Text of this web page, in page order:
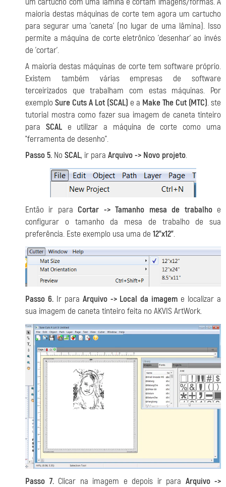
maioria destas máquinas de corte tem agora um cartucho
para segurar uma 'caneta' (no lugar de uma lâmina). Isso
permite a máquina de corte eletrônico 'desenhar' ao invés
de 'cortar'.
A maioria destas máquinas de corte tem software próprio.
Existem também várias empresas de software
terceirizados que trabalham com estas máquinas. Por
exemplo Sure Cuts A Lot (SCAL) e a Make The Cut (MTC). ste
tutorial mostra como fazer sua imagem de caneta tinteiro
para SCALe utilizar a máquina de corte como uma
"ferramenta de desenho".
Passo 5. No SCAL, ir para Arquivo -> Novo projeto.
Então ir paraCortar -> Tamanho mesa de trabalhoe
configurar o tamanho da mesa de trabalho de sua
preferência. Este exemplo usa uma de 12”x12”.
Passo 6.Ir para Arquivo -> Local da imagem e localizar a
sua imagem de caneta tinteiro feita no AKVIS ArtWork.
Passo 7.Clicar na imagem e depois ir para Arquivo ->